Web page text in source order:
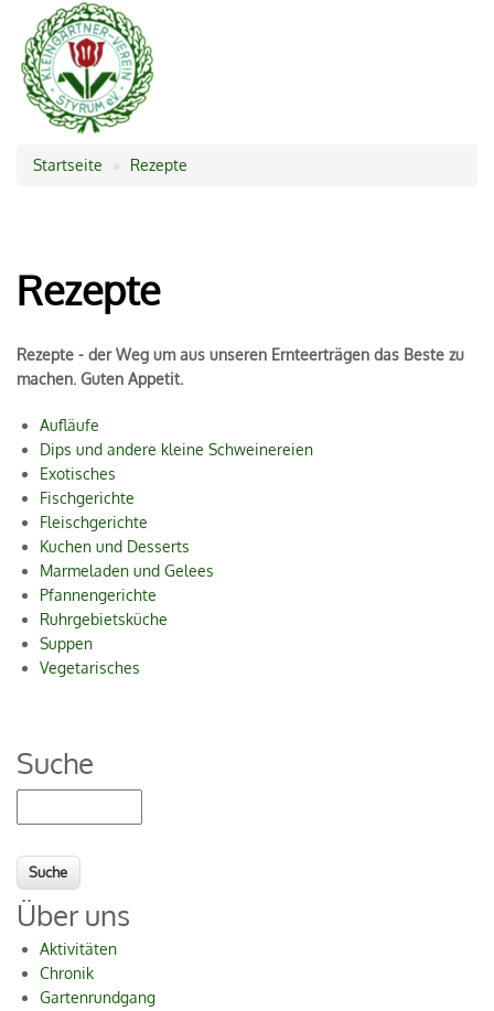
Pfadnavigation
Startseite Rezepte
Rezepte
Rezepte - der Weg um aus unseren Ernteerträgen das Beste zu
machen. Guten Appetit.
Aufläufe
Dips und andere kleine Schweinereien
Exotisches
Fischgerichte
Fleischgerichte
Kuchen und Desserts
Marmeladen und Gelees
Pfannengerichte
Ruhrgebietsküche
Suppen
Vegetarisches
Suche
Über uns
Aktivitäten
Chronik
Gartenrundgang